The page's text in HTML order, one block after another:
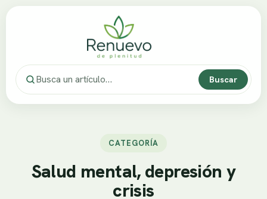
Buscar
CATEGORÍA
Salud mental, depresión y
crisis